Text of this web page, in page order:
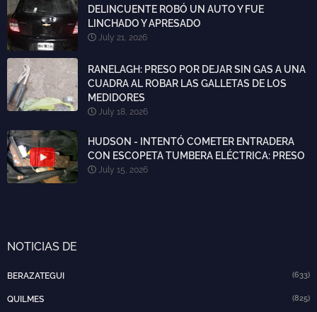
DELINCUENTE ROBÓ UN AUTO Y FUE
LINCHADO Y APRESADO
July 21, 2026
RANELAGH: PRESO POR DEJAR SIN GAS A UNA
CUADRA AL ROBAR LAS GALLETAS DE LOS
MEDIDORES
July 18, 2026
HUDSON - INTENTÓ COMETER ENTRADERA
CON ESCOPETA TUMBERA ELÉCTRICA: PRESO
July 15, 2026
NOTICIAS DE
BERAZATEGUI (633)
QUILMES (825)